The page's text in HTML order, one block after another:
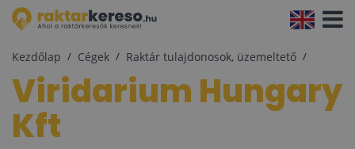
Kezdőlap Cégek Raktár tulajdonosok, üzemeltető
Viridarium Hungary
Kft